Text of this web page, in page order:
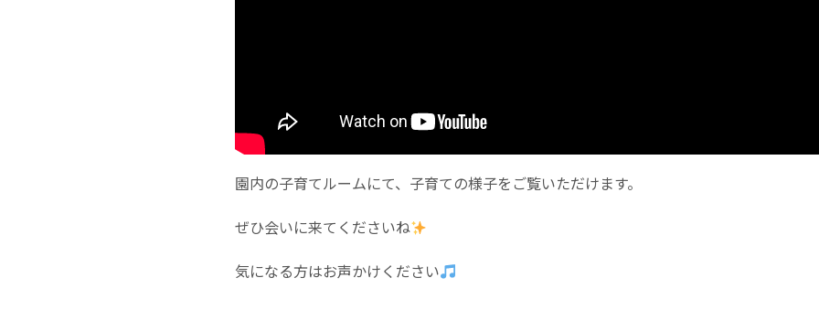
園内の子育てルームにて、子育ての様子をご覧いただけます。
ぜひ会いに来てくださいね
気になる方はお声かけください